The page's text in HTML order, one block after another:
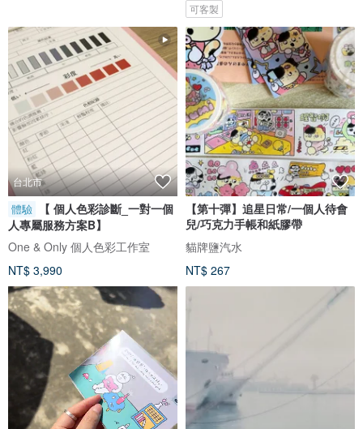
可客製
台北市
體驗
【 個人色彩診斷_一對一個
人專屬服務方案B】
One & Only 個人色彩工作室
NT$ 3,990
【第十彈】追星日常/一個人待會
兒/巧克力手帳和紙膠帶
貓牌鹽汽水
NT$ 267